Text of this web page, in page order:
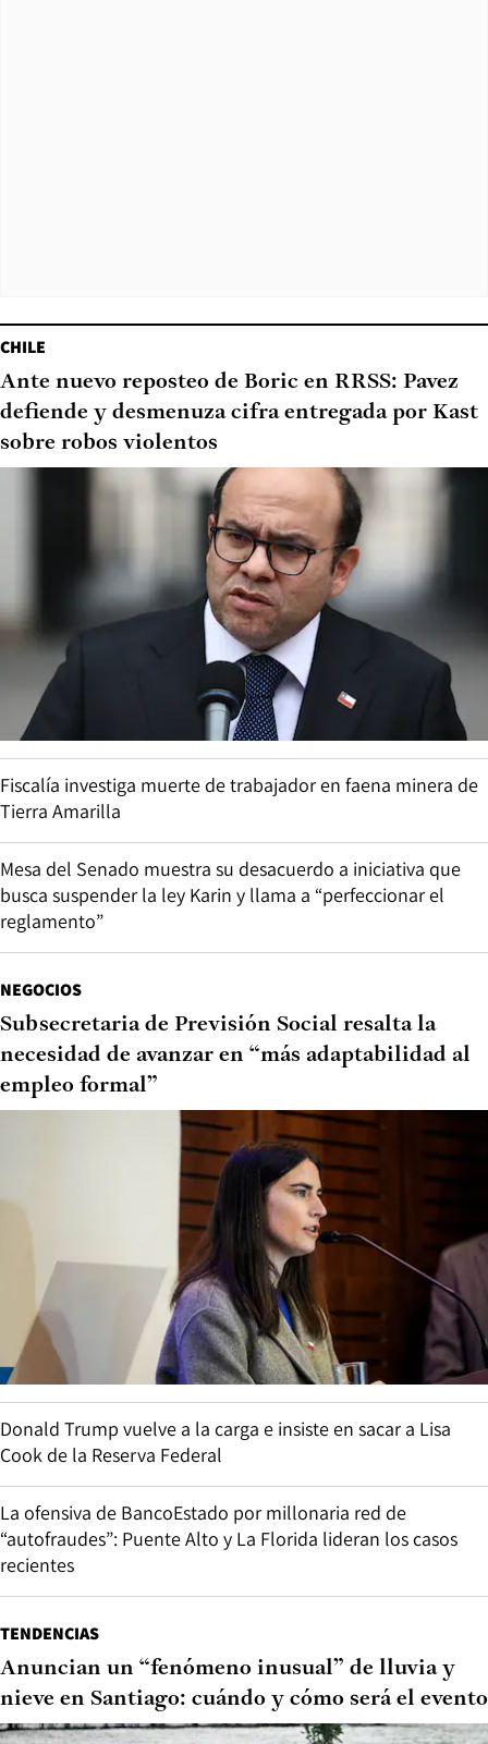
CHILE
Ante nuevo reposteo de Boric en RRSS: Pavez
defiende y desmenuza cifra entregada por Kast
sobre robos violentos
Fiscalía investiga muerte de trabajador en faena minera de
Tierra Amarilla
Mesa del Senado muestra su desacuerdo a iniciativa que
busca suspender la ley Karin y llama a “perfeccionar el
reglamento”
NEGOCIOS
Subsecretaria de Previsión Social resalta la
necesidad de avanzar en “más adaptabilidad al
empleo formal”
Donald Trump vuelve a la carga e insiste en sacar a Lisa
Cook de la Reserva Federal
La ofensiva de BancoEstado por millonaria red de
“autofraudes”: Puente Alto y La Florida lideran los casos
recientes
TENDENCIAS
Anuncian un “fenómeno inusual” de lluvia y
nieve en Santiago: cuándo y cómo será el evento